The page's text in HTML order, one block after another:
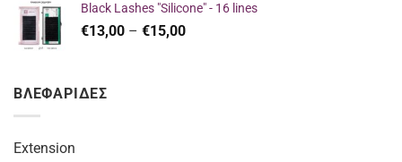
Black Lashes "Silicone" - 16 lines
€13,00 – €15,00Price
ΒΛΕΦΑΡΙΔΕΣ
Extension